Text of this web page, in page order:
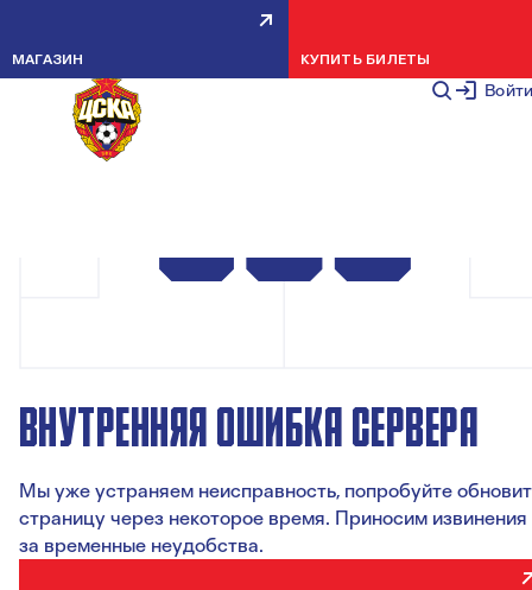
Войти
МАГАЗИН КУПИТЬ БИЛЕТЫ
ВНУТРЕННЯЯ ОШИБКА СЕРВЕРА
Мы уже устраняем неисправность, попробуйте
страницу через некоторое время. Приносим извинения
за временные неудобства.